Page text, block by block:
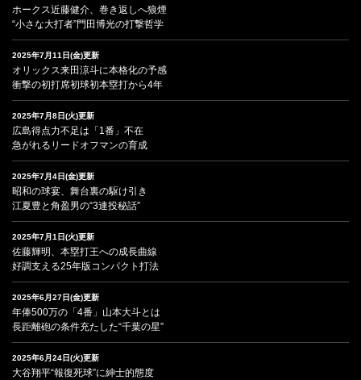
ホークス近藤健介、巻き返しへ狼煙
“小さな大打者”門田博光の打撃哲学
2025年7月11日(金)更新
オリックス来田涼斗に本格化の予感
衝撃の初打席初球初本塁打から4年
2025年7月8日(火)更新
広島得点力不足は「1番」不在
急がれるリードオフマンの育成
2025年7月4日(金)更新
昭和の球宴、舞台裏の駆け引き
江夏豊と角盈男の“3連投秘話”
2025年7月1日(火)更新
佐藤輝明、本塁打王への成長曲線
好調支える25年版コンパクト打法
2025年6月27日(金)更新
年俸500万の「4番」山本大斗とは
長距離砲の条件充たした“千葉の星”
2025年6月24日(火)更新
大谷翔平“報復死球”に紳士的態度